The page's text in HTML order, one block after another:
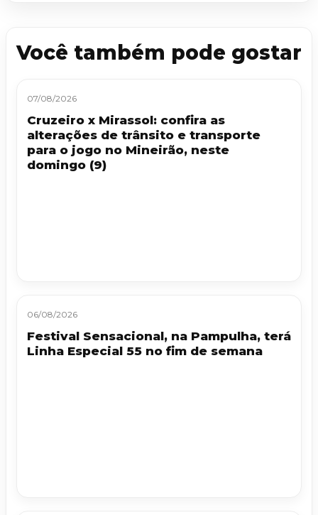
Você também pode gostar
07/08/2026
Cruzeiro x Mirassol: confira as
alterações de trânsito e transporte
para o jogo no Mineirão, neste
domingo (9)
06/08/2026
Festival Sensacional, na Pampulha, terá
Linha Especial 55 no fim de semana